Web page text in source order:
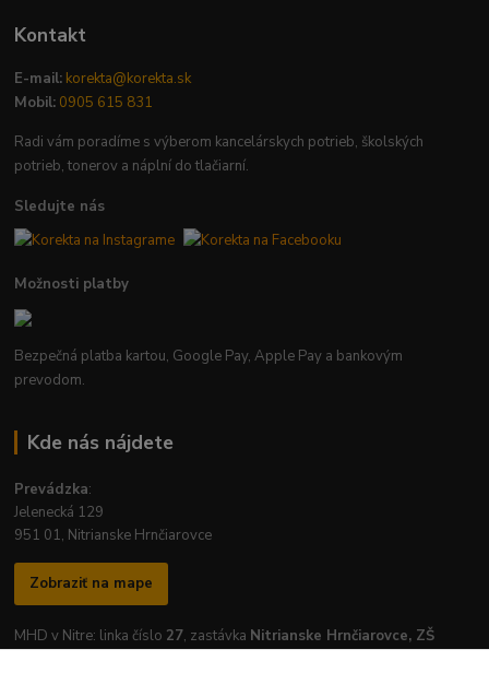
Kontakt
E-mail: korekta@korekta.sk
Mobil: 0905 615 831
Radi vám poradíme s výberom kancelárskych potrieb, školských
potrieb, tonerov a náplní do tlačiarní.
Sledujte nás
Možnosti platby
Bezpečná platba kartou, Google Pay, Apple Pay a bankovým
prevodom.
Kde nás nájdete
Prevádzka:
Jelenecká 129
951 01, Nitrianske Hrnčiarovce
Zobraziť na mape
MHD v Nitre: linka číslo 27, zastávka Nitrianske Hrnčiarovce, ZŠ